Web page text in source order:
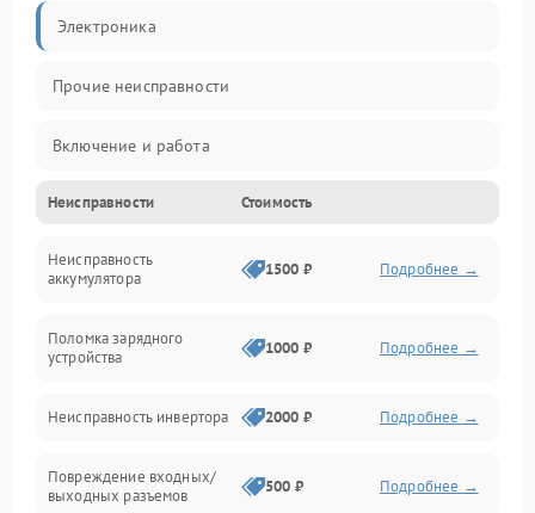
Электроника
Прочие неисправности
Включение и работа
Работа с нагрузкой
Звук и индикация
Механические повреждения
Неисправности Стоимость
Неисправность
аккумулятора
1500 ₽ Подробнее →
Поломка зарядного
устройства
1000 ₽ Подробнее →
Неисправность инвертора 2000 ₽ Подробнее →
Повреждение входных/
выходных разъемов
500 ₽ Подробнее →